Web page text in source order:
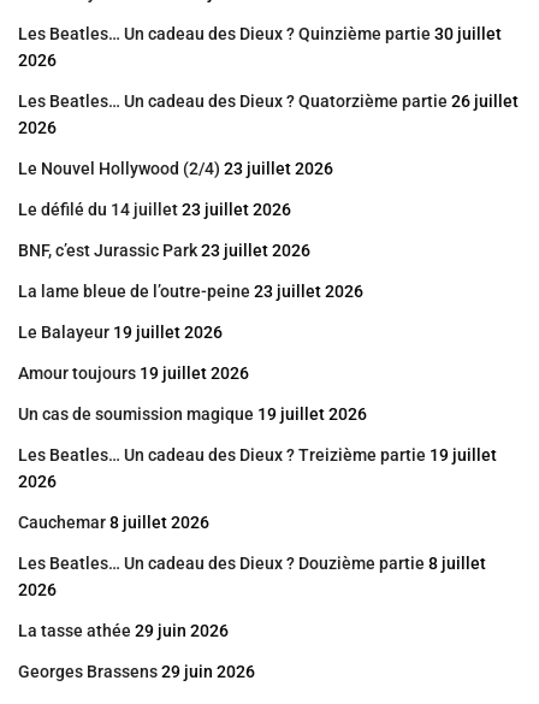
Les Beatles… Un cadeau des Dieux ? Quinzième partie 30 juillet
2026
Les Beatles… Un cadeau des Dieux ? Quatorzième partie 26 juillet
2026
Le Nouvel Hollywood (2/4) 23 juillet 2026
Le défilé du 14 juillet23 juillet 2026
BNF, c’est Jurassic Park23 juillet 2026
La lame bleue de l’outre-peine 23 juillet 2026
Le Balayeur 19 juillet 2026
Amour toujours 19 juillet 2026
Un cas de soumission magique 19 juillet 2026
Les Beatles… Un cadeau des Dieux ? Treizième partie 19 juillet
2026
Cauchemar8 juillet 2026
Les Beatles… Un cadeau des Dieux ? Douzième partie 8 juillet
2026
La tasse athée 29 juin 2026
Georges Brassens29 juin 2026